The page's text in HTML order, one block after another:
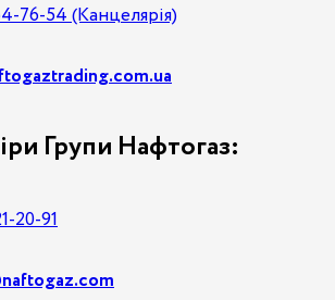
76-54 (Канцелярія)
Групи Нафтогаз:
20-91